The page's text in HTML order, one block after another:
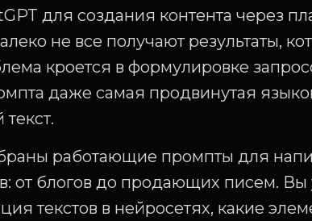
для создания контента через
не все получают результаты,
кроется в формулировке
даже самая продвинутая
работающие промпты для
от блогов до продающих писем. Вы
текстов в нейросетях, какие